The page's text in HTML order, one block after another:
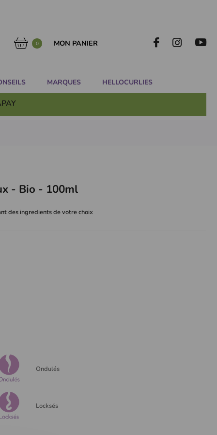
0 MON PANIER
MARQUES HELLOCURLIES
- Bio - 100ml
des ingredients de votre choix
Ondulés
Locksés